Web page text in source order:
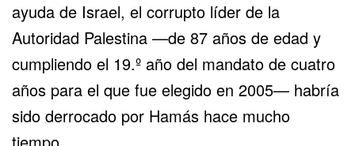
ayuda de Israel, el corrupto líder de la
Autoridad Palestina —de 87 años de edad y
cumpliendo el 19.º año del mandato de cuatro
años para el que fue elegido en 2005— habría
sido derrocado por Hamás hace mucho